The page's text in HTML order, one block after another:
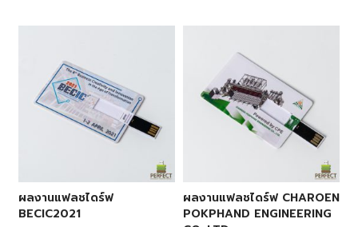
ผลงานแฟลชไดร์ฟ
BECIC2021
ผลงานแฟลชไดร์ฟ CHAROEN
POKPHAND ENGINEERING